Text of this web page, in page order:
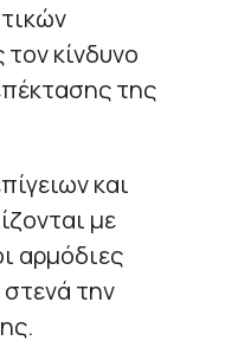
κίνδυνο
της
και
με
αρμόδιες
την